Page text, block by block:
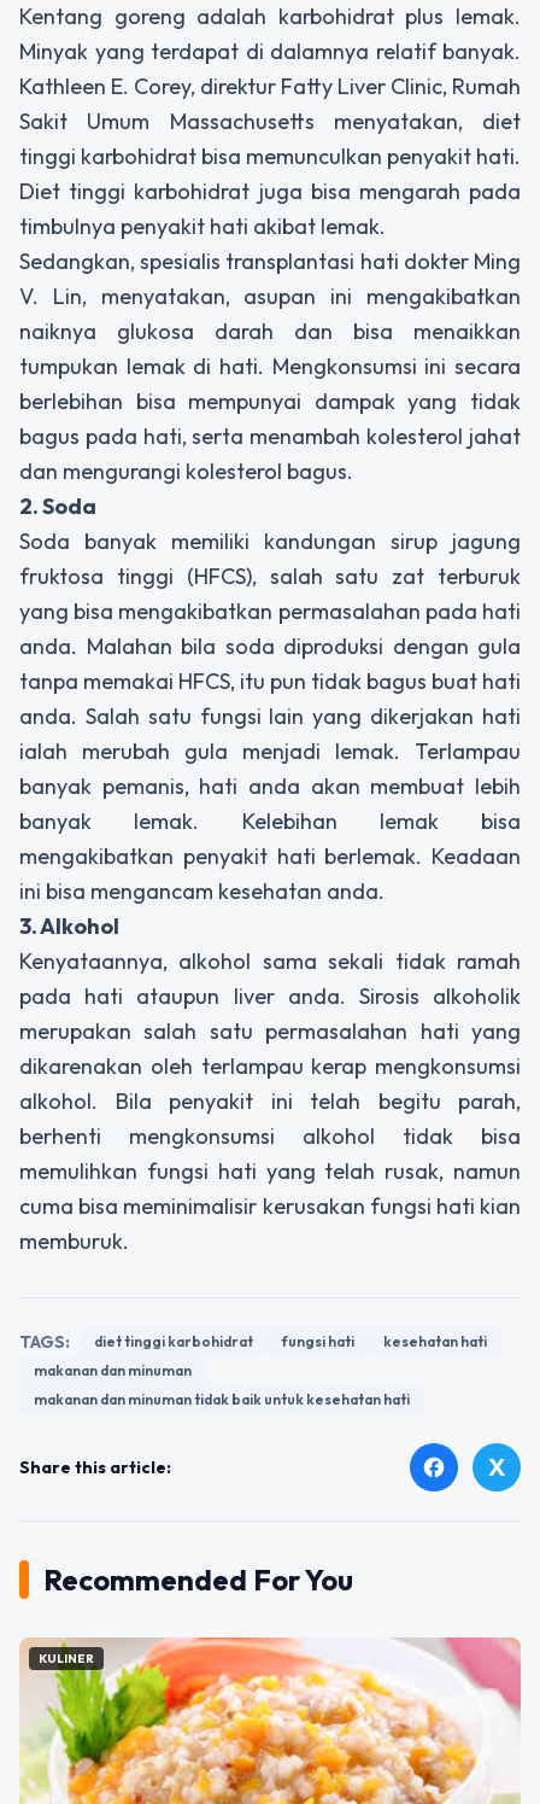
Kentang goreng adalah karbohidrat plus lemak.
Minyak yang terdapat di dalamnya relatif banyak.
Kathleen E. Corey, direktur Fatty Liver Clinic, Rumah
Sakit Umum Massachusetts menyatakan, diet
tinggi karbohidrat bisa memunculkan penyakit hati.
Diet tinggi karbohidrat juga bisa mengarah pada
timbulnya penyakit hati akibat lemak.
Sedangkan, spesialis transplantasi hati dokter Ming
V. Lin, menyatakan, asupan ini mengakibatkan
naiknya glukosa darah dan bisa menaikkan
tumpukan lemak di hati. Mengkonsumsi ini secara
berlebihan bisa mempunyai dampak yang tidak
bagus pada hati, serta menambah kolesterol jahat
dan mengurangi kolesterol bagus.
2. Soda
Soda banyak memiliki kandungan sirup jagung
fruktosa tinggi (HFCS), salah satu zat terburuk
yang bisa mengakibatkan permasalahan pada hati
anda. Malahan bila soda diproduksi dengan gula
tanpa memakai HFCS, itu pun tidak bagus buat hati
anda. Salah satu fungsi lain yang dikerjakan hati
ialah merubah gula menjadi lemak. Terlampau
banyak pemanis, hati anda akan membuat lebih
banyak lemak. Kelebihan lemak bisa
mengakibatkan penyakit hati berlemak. Keadaan
ini bisa mengancam kesehatan anda.
3. Alkohol
Kenyataannya, alkohol sama sekali tidak ramah
pada hati ataupun liver anda. Sirosis alkoholik
merupakan salah satu permasalahan hati yang
dikarenakan oleh terlampau kerap mengkonsumsi
alkohol. Bila penyakit ini telah begitu parah,
berhenti mengkonsumsi alkohol tidak bisa
memulihkan fungsi hati yang telah rusak, namun
cuma bisa meminimalisir kerusakan fungsi hati kian
memburuk.
TAGS: diet tinggi karbohidrat fungsi hati
kesehatan hati
makanan dan minuman
makanan dan minuman tidak baik untuk kesehatan hati
Share this article: facebook X
Recommended For You
KULINER